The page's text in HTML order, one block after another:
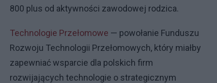
800 plus od aktywności zawodowej rodzica.
Technologie Przełomowe — powołanie Funduszu
Rozwoju Technologii Przełomowych, który miałby
zapewniać wsparcie dla polskich firm
rozwijających technologie o strategicznym